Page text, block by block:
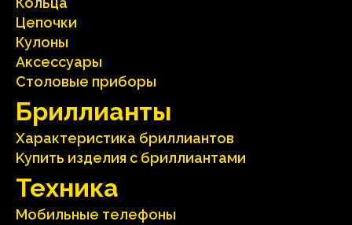
Цепочки
Кулоны
Аксесcуары
Столовые приборы
Бриллианты
Характеристика бриллиантoв
Kупить изделия c бриллиантами
Техника
Мобильные телефоны